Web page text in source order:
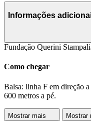
Informações
Fundação Querini
Como chegar
Balsa: linha F em direção
600 metros a pé.
Mostrar mais Mostrar